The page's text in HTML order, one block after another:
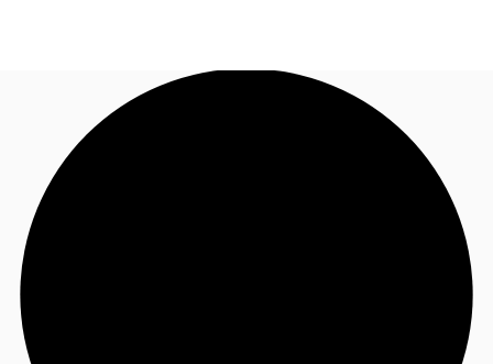
Blog
Données marchés
Appelez maintenant